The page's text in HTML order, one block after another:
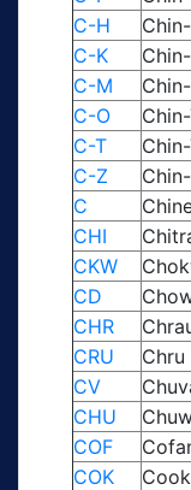
C-H
C-K
C-M
C-O
C-T
C-Z
C
CHI
CKW
CD
CHR
CRU
Chru
CV
CHU
COF
COK